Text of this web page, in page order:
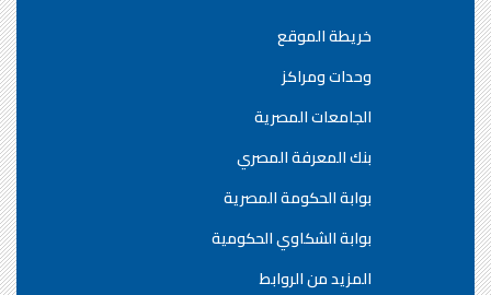
خريطة الموقع
وحدات ومراكز
الجامعات المصرية
بنك المعرفة المصري
بوابة الحكومة المصرية
بوابة الشكاوي الحكومية
المزيد من الروابط